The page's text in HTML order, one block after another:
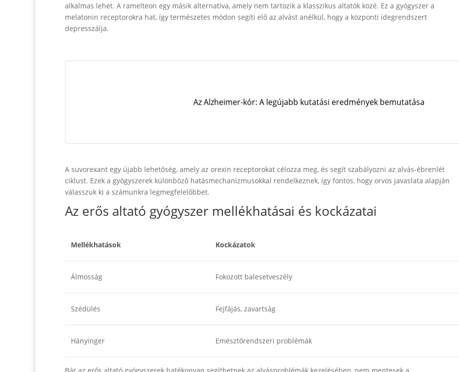
alkalmas lehet. A ramelteon egy másik alternatíva, amely nem tartozik a klasszikus altatók közé. Ez a gyógyszer a
melatonin receptorokra hat, így természetes módon segíti elő az alvást anélkül, hogy a központi idegrendszert
depresszálja.
Az Alzheimer-kór: A legújabb kutatási eredmények bemutatása
A suvorexant egy újabb lehetőség, amely az orexin receptorokat célozza meg, és segít szabályozni az alvás-ébrenlét
ciklust. Ezek a gyógyszerek különböző hatásmechanizmusokkal rendelkeznek, így fontos, hogy orvos javaslata alapján
válasszuk ki a számunkra legmegfelelőbbet.
Az erős altató gyógyszer mellékhatásai és kockázatai
Mellékhatások Kockázatok
Álmosság Fokozott balesetveszély
Szédülés Fejfájás, zavartság
Hányinger Emésztőrendszeri problémák
Bár az erős altató gyógyszerek hatékonyan segíthetnek az alvásproblémák kezelésében, nem mentesek a